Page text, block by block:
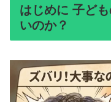
はじめに 子ど
いのか？